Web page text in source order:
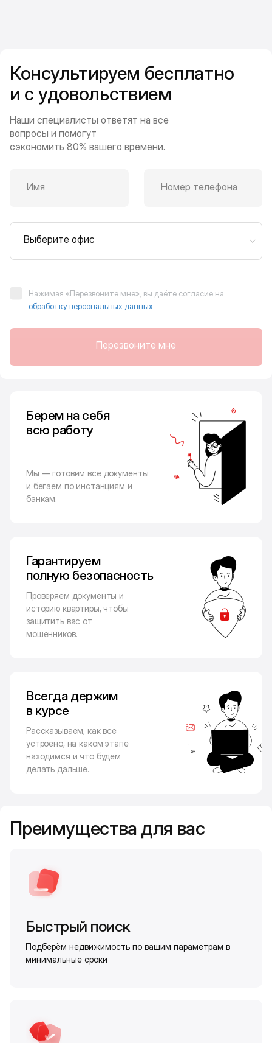
Консультируем бесплатно
и с удовольствием
Наши специалисты ответят на все
вопросы и помогут
сэкономить 80% вашего времени.
Имя Номер телефона
Выберите офис
Нажимая «Перезвоните мне», вы даёте согласие на
обработку персональных данных
Перезвоните мне
Берем на себя
всю работу
Мы — готовим все документы
и бегаем по инстанциям и
банкам.
Гарантируем
полную безопасность
Проверяем документы и
историю квартиры, чтобы
защитить вас от
мошенников.
Всегда держим
в курсе
Рассказываем, как все
устроено, на каком этапе
находимся и что будем
делать дальше.
Преимущества для вас
Быстрый поиск
Подберём недвижимость по вашим параметрам в
минимальные сроки